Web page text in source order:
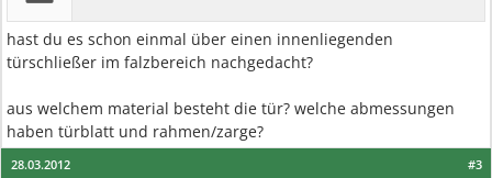
hast du es schon einmal über einen innenliegenden
türschließer im falzbereich nachgedacht?
aus welchem material besteht die tür? welche abmessungen
haben türblatt und rahmen/zarge?
#3
28.03.2012